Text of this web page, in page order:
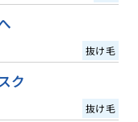
抜け毛
ク
抜け毛